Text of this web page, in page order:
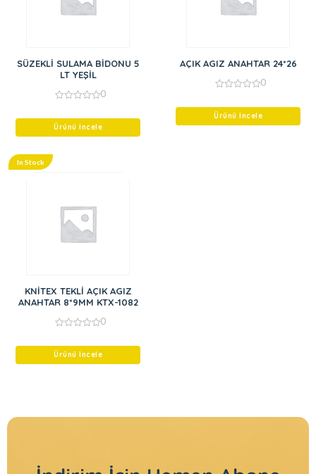
SÜZEKLİ SULAMA BİDONU 5
LT YEŞİL
of
0
Ürünü İncele
AÇIK AGIZ ANAHTAR 24*26
of
0
Ürünü İncele
In Stock
KNİTEX TEKLİ AÇIK AGIZ
ANAHTAR 8*9MM KTX-1082
of
0
Ürünü İncele